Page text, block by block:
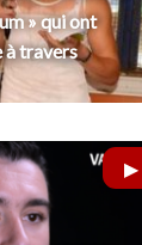
» qui ont
à travers